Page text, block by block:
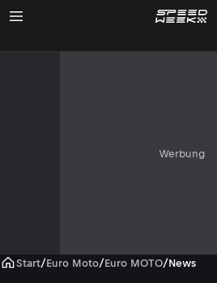
Werbung
Start/Euro Moto/Euro MOTO/News